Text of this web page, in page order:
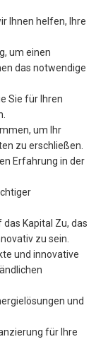
Ihnen helfen, Ihre
um einen
das notwendige
Sie für Ihren
um Ihr
zu erschließen.
Erfahrung in der
Kapital Zu, das
zu sein.
und innovative
und
für Ihre